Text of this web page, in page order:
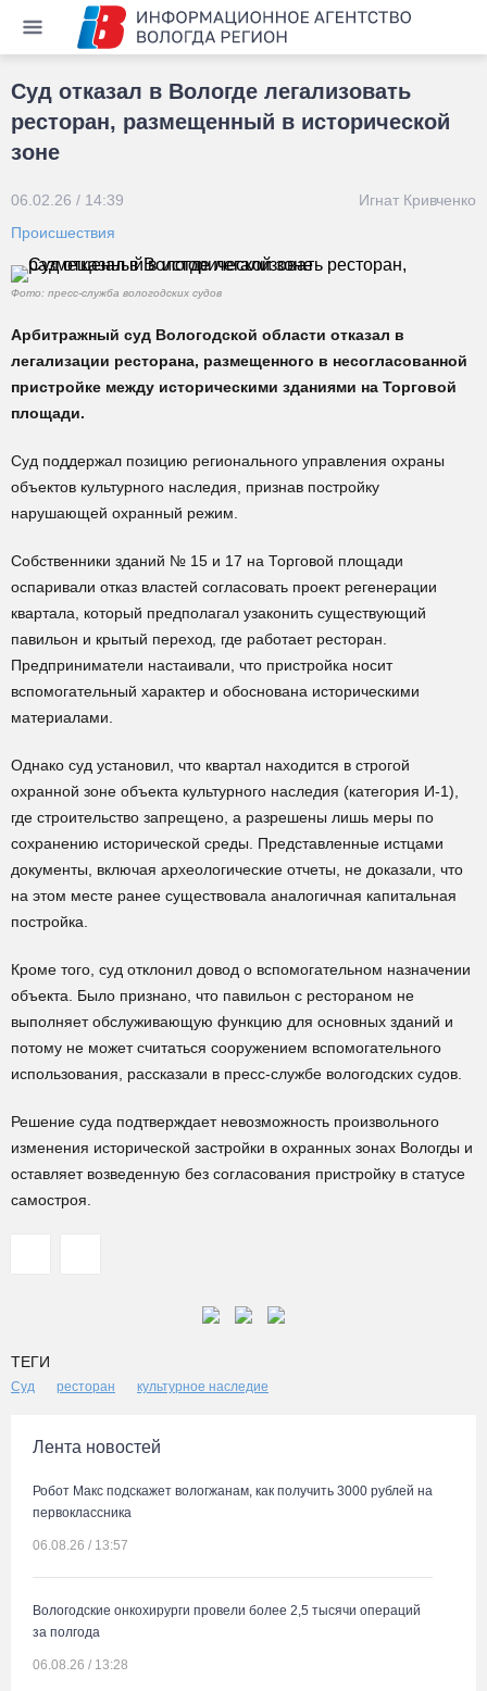
Суд отказал в Вологде легализовать
ресторан, размещенный в исторической
зоне
06.02.26 / 14:39
Игнат Кривченко
Происшествия
Фото: пресс-служба вологодских судов
Арбитражный суд Вологодской области отказал в
легализации ресторана, размещенного в несогласованной
пристройке между историческими зданиями на Торговой
площади.
Суд поддержал позицию регионального управления охраны
объектов культурного наследия, признав постройку
нарушающей охранный режим.
Собственники зданий № 15 и 17 на Торговой площади
оспаривали отказ властей согласовать проект регенерации
квартала, который предполагал узаконить существующий
павильон и крытый переход, где работает ресторан.
Предприниматели настаивали, что пристройка носит
вспомогательный характер и обоснована историческими
материалами.
Однако суд установил, что квартал находится в строгой
охранной зоне объекта культурного наследия (категория И-1),
где строительство запрещено, а разрешены лишь меры по
сохранению исторической среды. Представленные истцами
документы, включая археологические отчеты, не доказали, что
на этом месте ранее существовала аналогичная капитальная
постройка.
Кроме того, суд отклонил довод о вспомогательном назначении
объекта. Было признано, что павильон с рестораном не
выполняет обслуживающую функцию для основных зданий и
потому не может считаться сооружением вспомогательного
использования, рассказали в пресс-службе вологодских судов.
Решение суда подтверждает невозможность произвольного
изменения исторической застройки в охранных зонах Вологды и
оставляет возведенную без согласования пристройку в статусе
самостроя.
ТЕГИ
Суд ресторан культурное наследие
Лента новостей
Робот Макс подскажет вологжанам, как получить 3000 рублей на
первоклассника
06.08.26 / 13:57
Вологодские онкохирурги провели более 2,5 тыcячи операций
за полгода
06.08.26 / 13:28